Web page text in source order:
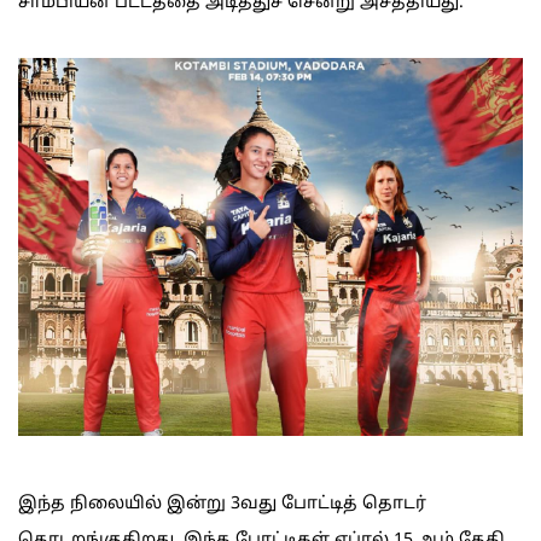
இந்த நிலையில் இன்று 3வது போட்டித் தொடர்